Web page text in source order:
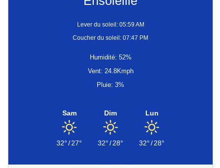
Lever du soleil: 05:59 AM
Coucher du soleil: 07:47 PM
Humidité: 52%
Vent: 24.8Kmph
Pluie: 3%
Sam
32°/27°
Dim
32°/28°
Lun
32°/28°